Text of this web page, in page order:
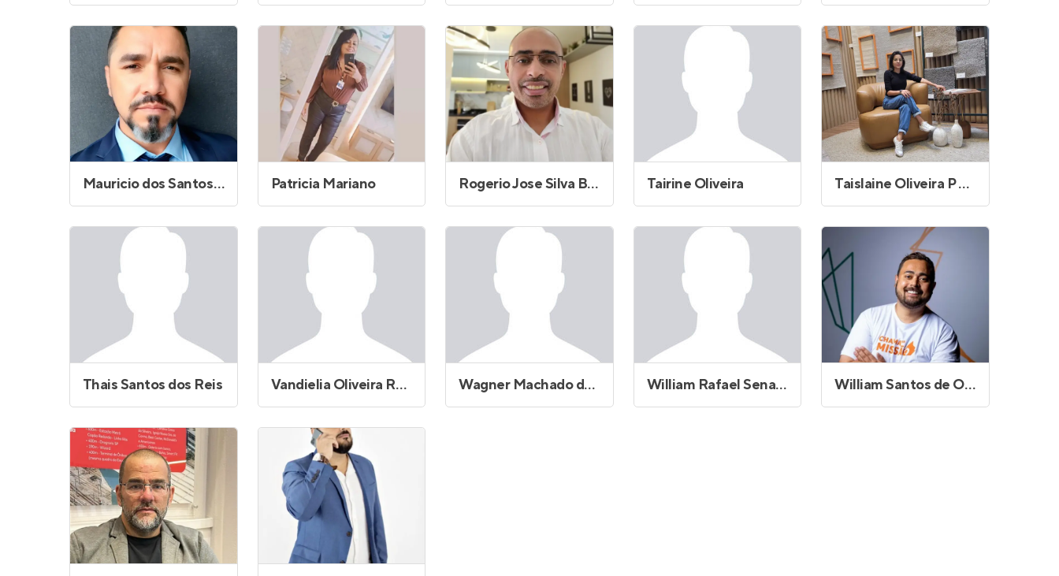
Mauricio dos Santos Silva Patricia Mariano Rogerio Jose Silva Borges Tairine Oliveira Taislaine Oliveira P Coelho
Thais Santos dos Reis Vandielia Oliveira Rocha Wagner Machado dos Santos William Rafael Sena de Almeida William Santos de Oliveira Franca